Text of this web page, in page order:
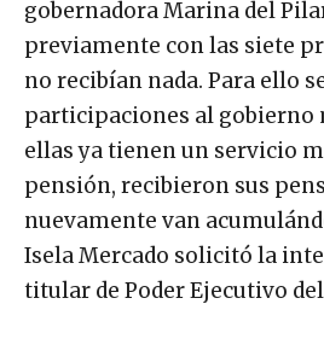
gobernadora Marina del
previamente con las siete
no recibían nada. Para ello
participaciones al gobierno
ellas ya tienen un servicio
pensión, recibieron sus
nuevamente van
Isela Mercado solicitó la
titular de Poder Ejecutivo